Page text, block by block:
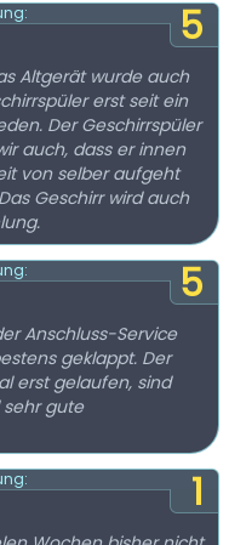
5
Altgerät wurde auch
erst seit ein
Der Geschirrspüler
auch, dass er innen
von selber aufgeht
Geschirr wird auch
5
Anschluss-Service
geklappt. Der
erst gelaufen, sind
sehr gute
1